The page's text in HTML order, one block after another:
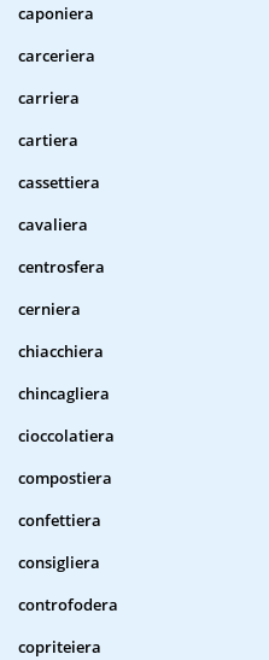
caponiera
carceriera
carriera
cartiera
cassettiera
cavaliera
centrosfera
cerniera
chiacchiera
chincagliera
cioccolatiera
compostiera
confettiera
consigliera
controfodera
copriteiera